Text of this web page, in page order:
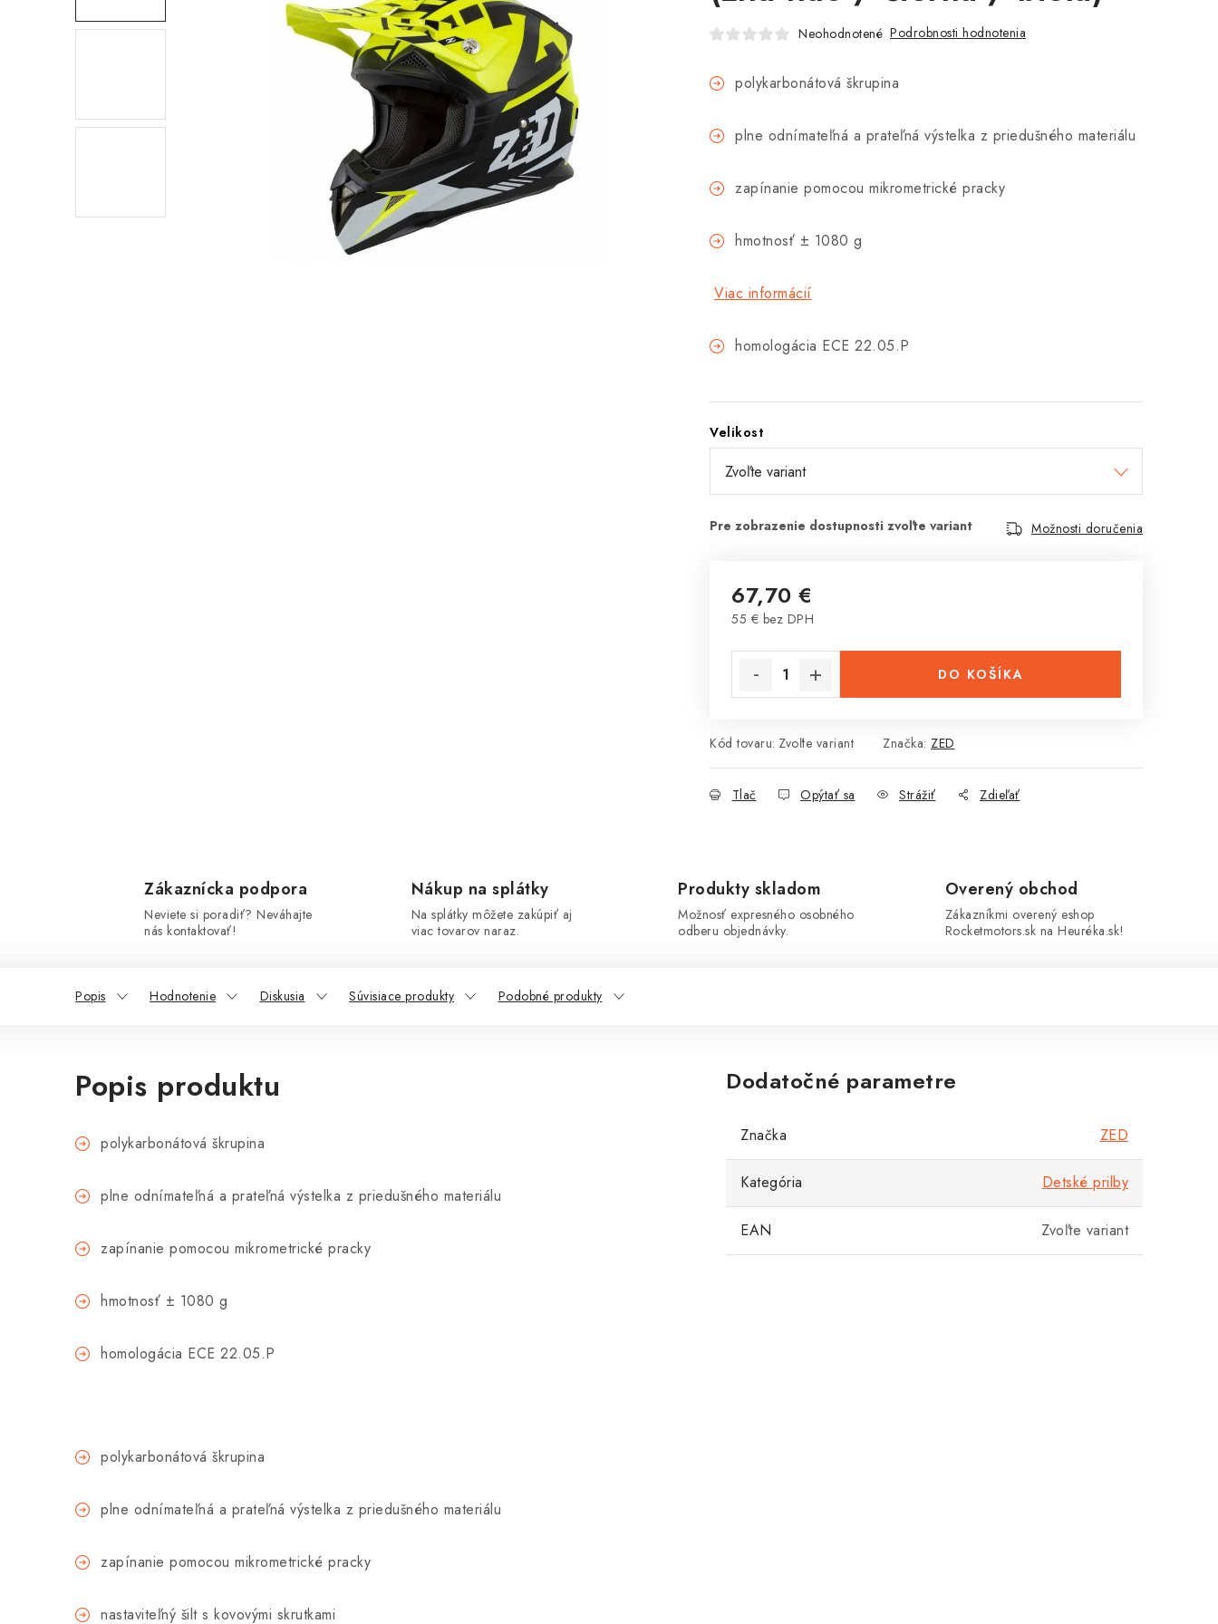
Neohodnotené Podrobnosti hodnotenia
polykarbonátová škrupina
plne odnímateľná a prateľná výstelka z priedušného materiálu
zapínanie pomocou mikrometrické pracky
hmotnosť ± 1080 g
Viac informácií
homologácia ECE 22.05.P
Velikost
Možnosti doručenia
67,70 €
55 € bez DPH
DO KOŠÍKA
Kód tovaru: Zvoľte variant Značka: ZED
Tlač Opýtať sa Strážiť Zdieľať
Zákaznícka podpora
Neviete si poradiť? Neváhajte
nás kontaktovať!
Nákup na splátky
Na splátky môžete zakúpiť aj
viac tovarov naraz.
Produkty skladom
Možnosť expresného osobného
odberu objednávky.
Overený obchod
Zákazníkmi overený eshop
Rocketmotors.sk na Heuréka.sk!
Popis Hodnotenie Diskusia Súvisiace produkty Podobné produkty
Popis produktu
polykarbonátová škrupina
plne odnímateľná a prateľná výstelka z priedušného materiálu
zapínanie pomocou mikrometrické pracky
hmotnosť ± 1080 g
homologácia ECE 22.05.P
polykarbonátová škrupina
plne odnímateľná a prateľná výstelka z priedušného materiálu
zapínanie pomocou mikrometrické pracky
nastaviteľný šilt s kovovými skrutkami
Dodatočné parametre
Značka ZED
Kategória Detské prilby
EAN Zvoľte variant